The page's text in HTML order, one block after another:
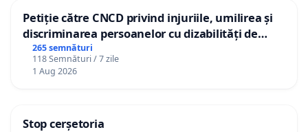
Petiție către CNCD privind injuriile, umilirea și
discriminarea persoanelor cu dizabilități de
către utilizatorul TikTok „Gorici”
265 semnături
118 Semnături / 7 zile
1 Aug 2026
Stop cerșetoria